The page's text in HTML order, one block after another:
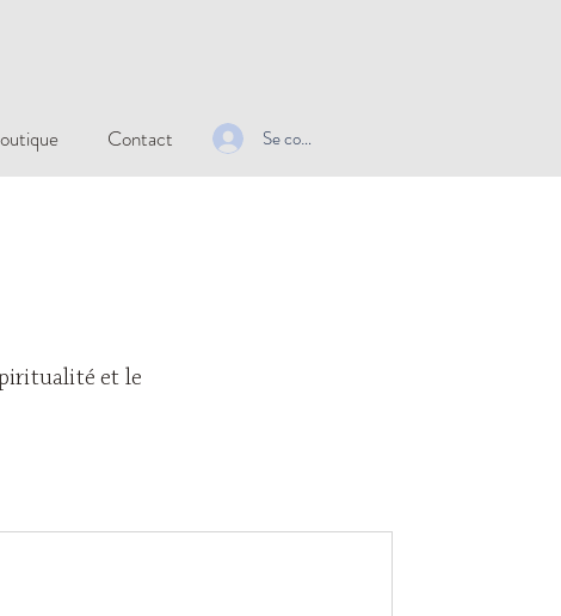
Contact Se connecter
et le